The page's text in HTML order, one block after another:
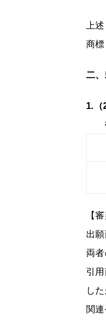
上
商
二
1.
被
【
出
両
引
し
関